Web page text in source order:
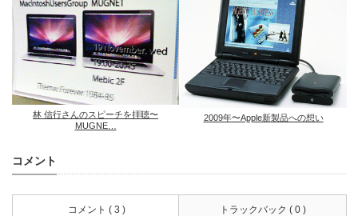
林 信行さんのスピーチを拝聴〜
MUGNE…
2009年〜Apple新製品への想い
コメント
コメント ( 3 ) トラックバック ( 0 )